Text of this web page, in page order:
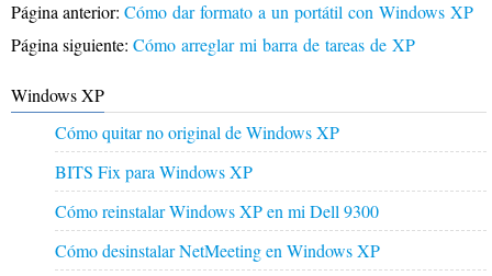
Página anterior: Cómo dar formato a un portátil con Windows XP
Página siguiente: Cómo arreglar mi barra de tareas de XP
Windows XP
Cómo quitar no original de Windows XP
BITS Fix para Windows XP
Cómo reinstalar Windows XP en mi Dell 9300
Cómo desinstalar NetMeeting en Windows XP